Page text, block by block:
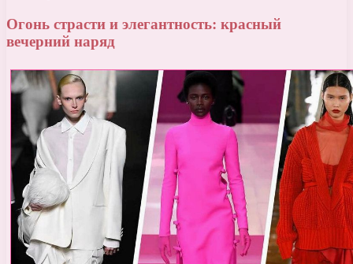
Огонь страсти и элегантность: красный
вечерний наряд